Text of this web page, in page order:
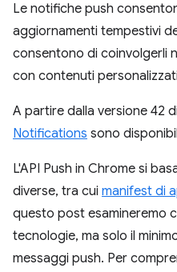
Le notifiche push
aggiornamenti tempestivi
consentono di coinvolgerli
con contenuti
A partire dalla versione 42
Notifications sono
L'API Push in Chrome si
diverse, tra cui manifest di
questo post esamineremo
tecnologie, ma solo il
messaggi push. Per